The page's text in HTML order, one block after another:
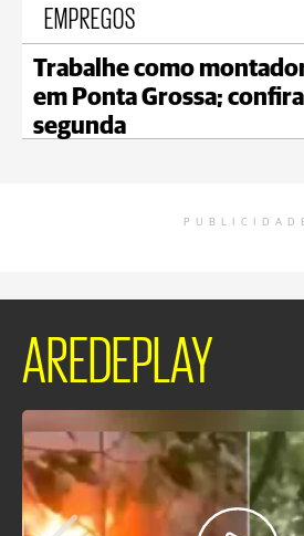
EMPREGOS
Trabalhe como
em Ponta Grossa;
segunda
AREDEPLAY